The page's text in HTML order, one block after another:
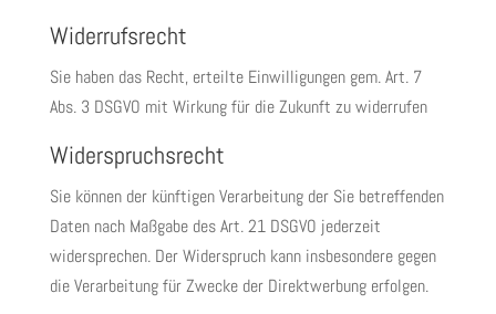
Widerrufsrecht
Sie haben das Recht, erteilte Einwilligungen gem. Art. 7
Abs. 3 DSGVO mit Wirkung für die Zukunft zu widerrufen
Widerspruchsrecht
Sie können der künftigen Verarbeitung der Sie betreffenden
Daten nach Maßgabe des Art. 21 DSGVO jederzeit
widersprechen. Der Widerspruch kann insbesondere gegen
die Verarbeitung für Zwecke der Direktwerbung erfolgen.